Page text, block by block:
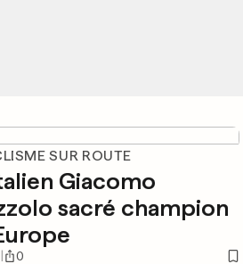
SUR ROUTE
Giacomo
sacré champion
0